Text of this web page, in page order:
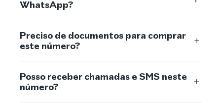
WhatsApp?
Preciso de documentos para comprar
este número?
Posso receber chamadas e SMS neste
número?